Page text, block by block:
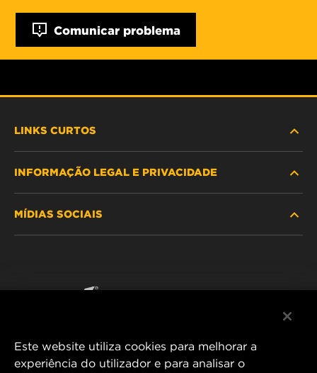
Comunicar problema
LINKS CURTOS
PROCURE O FILTRO
ONDE COMPRAR
CONTACTE NOS
INFORMAÇÃO LEGAL E PRIVACIDADE
MÍDIAS SOCIAIS
Este website utiliza cookies para melhorar a
experiência do utilizador e para analisar o